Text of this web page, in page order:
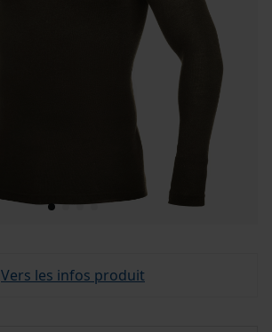
Vers les infos produit